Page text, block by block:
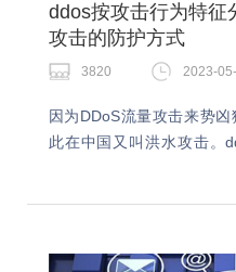
ddos按攻击行为特征
攻击的防护方式
3820 2023-
因为DDoS流量攻击来势
此在中国又叫洪水攻击。